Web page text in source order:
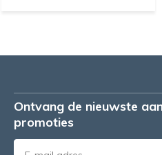
Ontvang de nieuwste
promoties